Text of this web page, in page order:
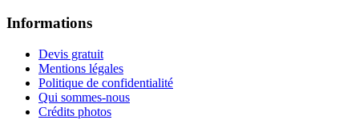
Informations
Devis gratuit
Mentions légales
Politique de confidentialité
Qui sommes-nous
Crédits photos